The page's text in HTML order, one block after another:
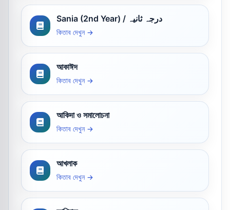
Sania (2nd Year) / درجہ ثانیہ
কিতাব দেখুন →
আকাঈদ
কিতাব দেখুন →
আকিদা ও সমালোচনা
কিতাব দেখুন →
আখলাক
কিতাব দেখুন →